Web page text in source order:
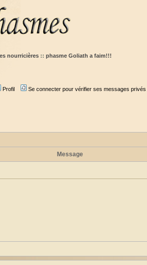
nourricières :: phasme Goliath a faim!!!
Profil Se connecter pour vérifier ses messages privés
Message